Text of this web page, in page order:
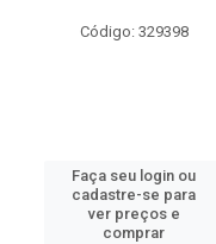
Código: 329398
Faça seu login ou
cadastre-se para
ver preços e
comprar